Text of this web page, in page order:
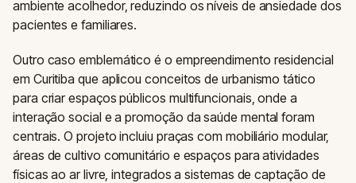
ambiente acolhedor, reduzindo os níveis de ansiedade dos
pacientes e familiares.
Outro caso emblemático é o empreendimento residencial
em Curitiba que aplicou conceitos de urbanismo tático
para criar espaços públicos multifuncionais, onde a
interação social e a promoção da saúde mental foram
centrais. O projeto incluiu praças com mobiliário modular,
áreas de cultivo comunitário e espaços para atividades
físicas ao ar livre, integrados a sistemas de captação de